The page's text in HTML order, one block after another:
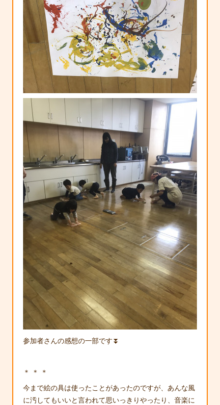
参加者さんの感想の一部です⏬
＊ ＊ ＊
今まで絵の具は使ったことがあったのですが、あんな風
に汚してもいいと言われて思いっきりやったり、音楽に